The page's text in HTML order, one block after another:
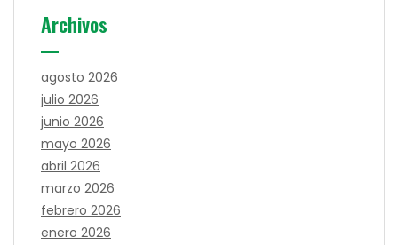
Archivos
agosto 2026
julio 2026
junio 2026
mayo 2026
abril 2026
marzo 2026
febrero 2026
enero 2026